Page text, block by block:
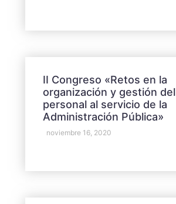
II Congreso «Retos en la
organización y gestión del
personal al servicio de la
Administración Pública»
noviembre 16, 2020